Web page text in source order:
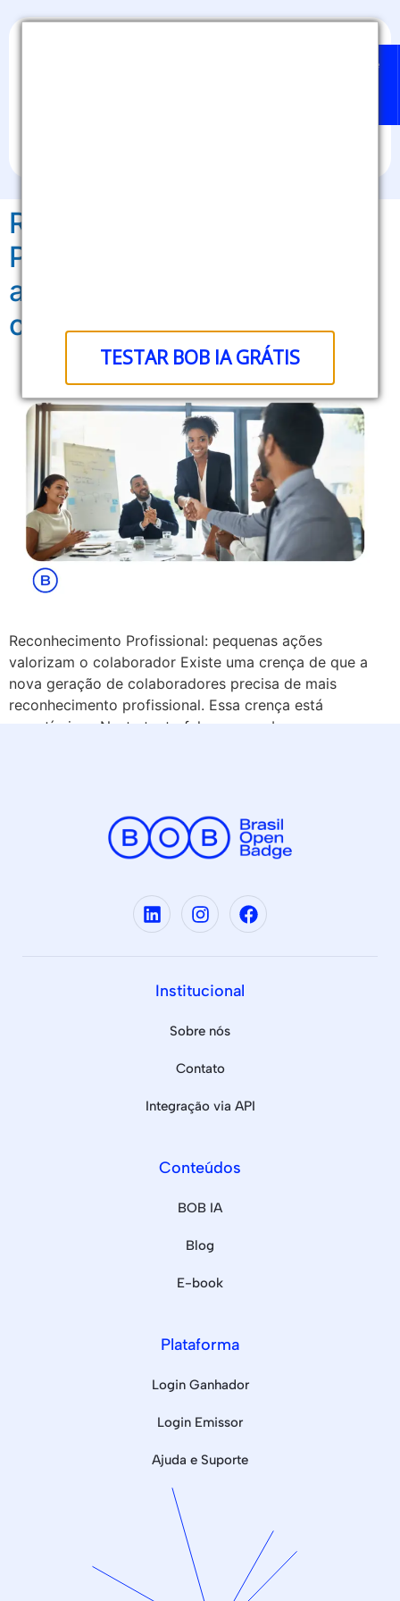
TESTAR BOB IA GRÁTIS
Sobre
Reconhecimento
Profissional: pequenas
ações valorizam o
colaborador
Reconhecimento Profissional: pequenas ações
valorizam o colaborador Existe uma crença de que a
nova geração de colaboradores precisa de mais
reconhecimento profissional. Essa crença está
corretíssima. Neste texto falaremos sobre pequenas
Institucional
Sobre nós
Contato
Integração via API
Conteúdos
BOB IA
Blog
E-book
Plataforma
Login Ganhador
Login Emissor
Ajuda e Suporte